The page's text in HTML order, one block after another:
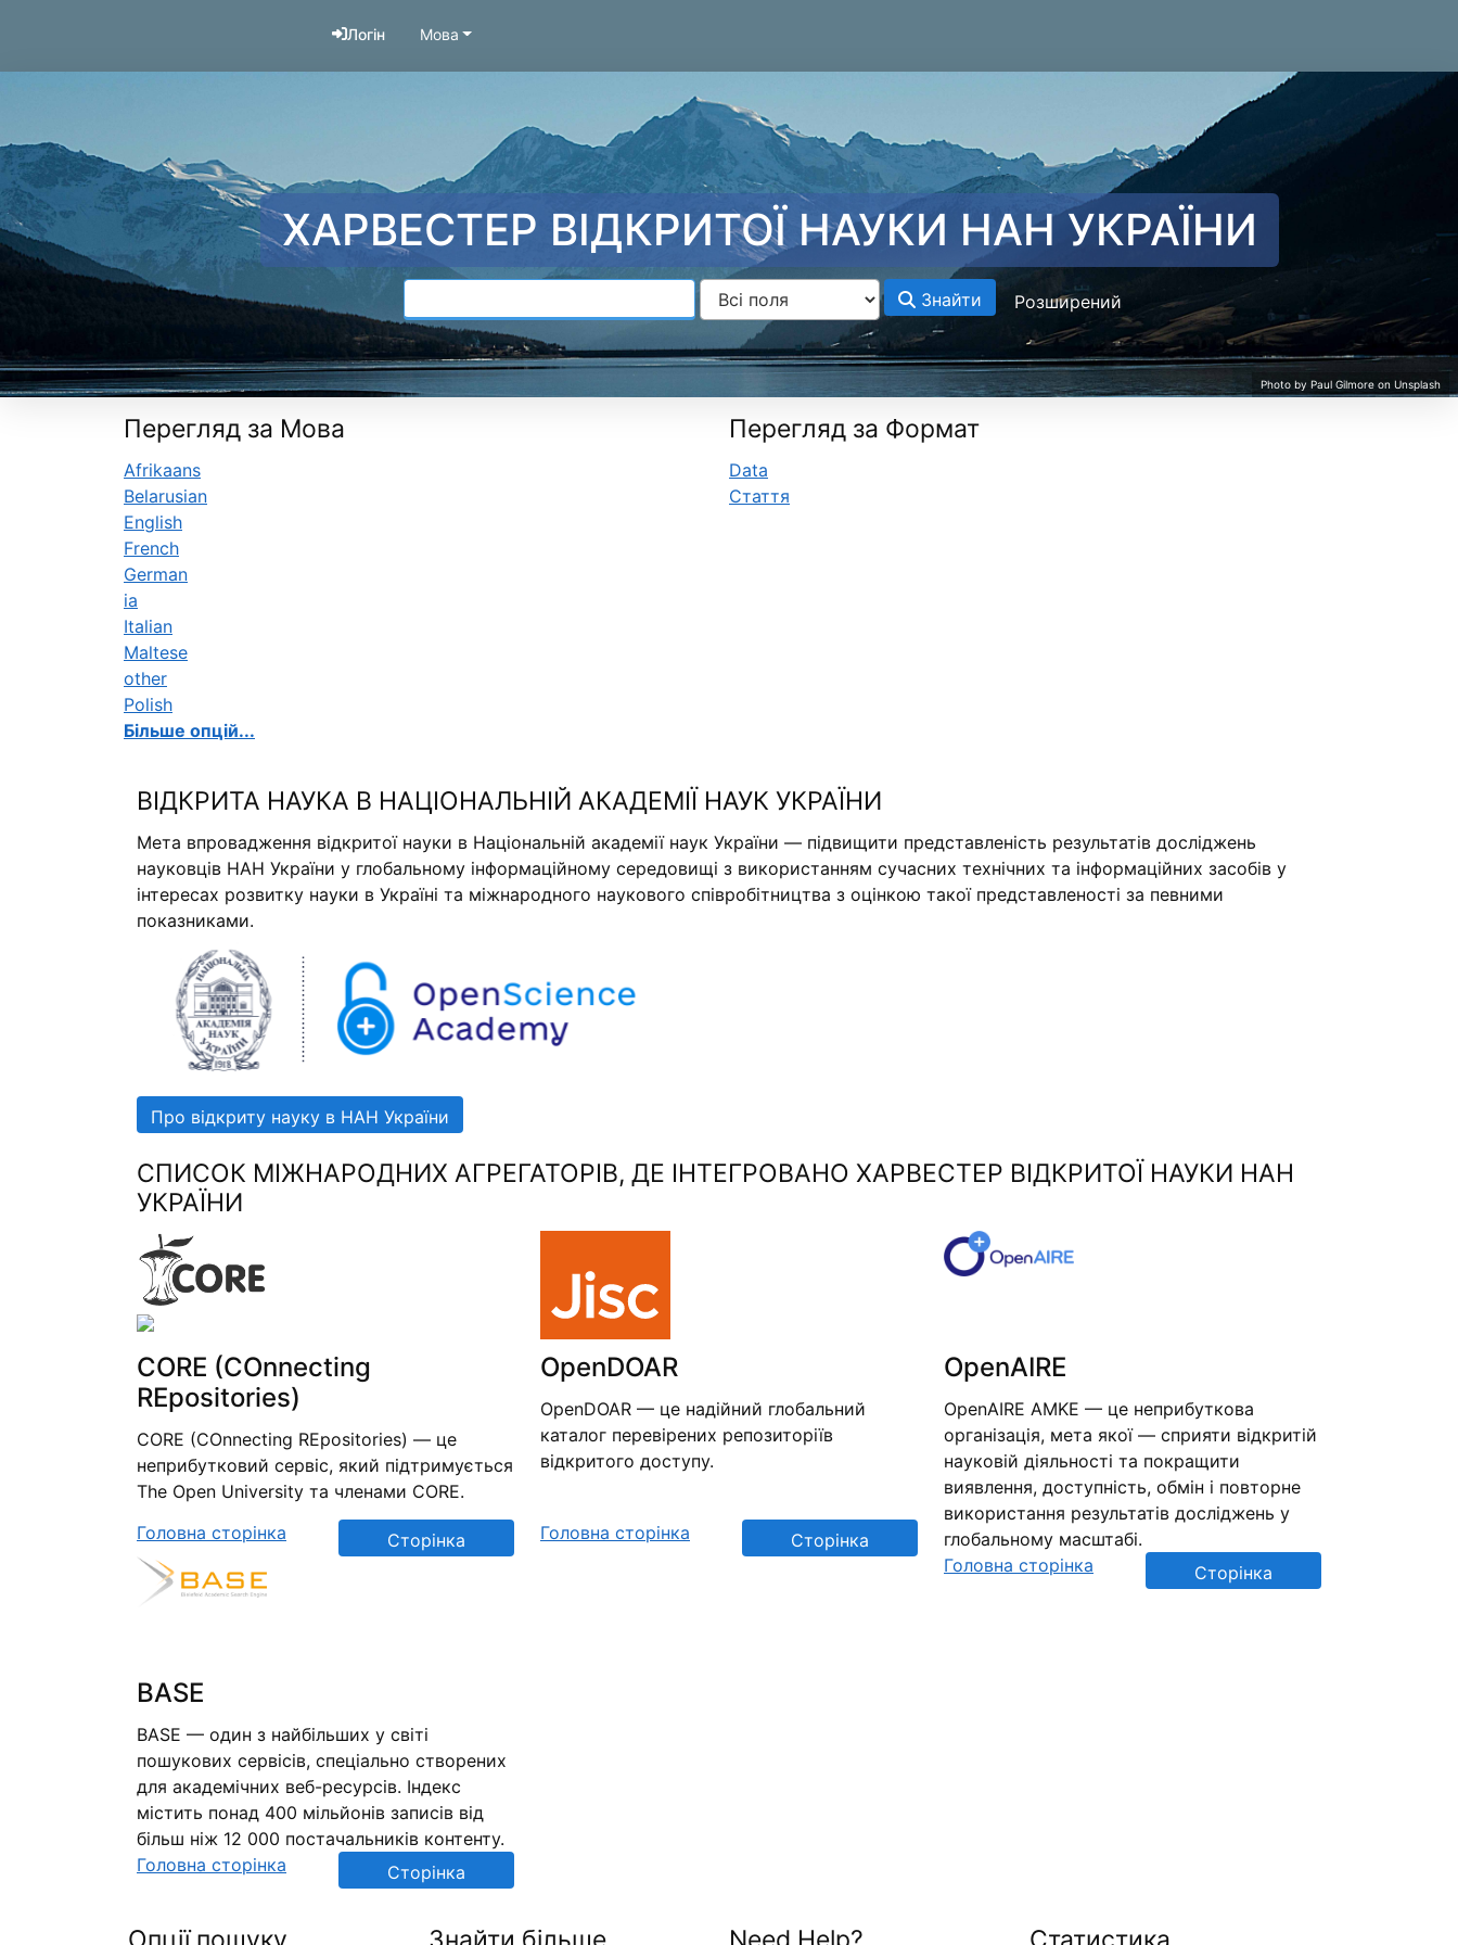
Логін
Мова
ХАРВЕСТЕР ВІДКРИТОЇ НАУКИ НАН УКРАЇНИ
Знайти Розширений
Перегляд за Мова
Afrikaans
Belarusian
English
French
German
ia
Italian
Maltese
other
Polish
Більше опцій...
Перегляд за Формат
Data
Стаття
ВІДКРИТА НАУКА В НАЦІОНАЛЬНІЙ АКАДЕМІЇ НАУК УКРАЇНИ
Мета впровадження відкритої науки в Національній академії наук України — підвищити представленість результатів досліджень
науковців НАН України у глобальному інформаційному середовищі з використанням сучасних технічних та інформаційних засобів у
інтересах розвитку науки в Україні та міжнародного наукового співробітництва з оцінкою такої представленості за певними
показниками.
Про відкриту науку в НАН України
СПИСОК МІЖНАРОДНИХ АГРЕГАТОРІВ, ДЕ ІНТЕГРОВАНО ХАРВЕСТЕР ВІДКРИТОЇ НАУКИ НАН
УКРАЇНИ
CORE (COnnecting
REpositories)
CORE (COnnecting REpositories) — це
неприбутковий сервіс, який підтримується
The Open University та членами CORE.
Головна сторінка
Сторінка
OpenDOAR
OpenDOAR — це надійний глобальний
каталог перевірених репозиторіїв
відкритого доступу.
Головна сторінка
Сторінка
OpenAIRE
OpenAIRE AMKE — це неприбуткова
організація, мета якої — сприяти відкритій
науковій діяльності та покращити
виявлення, доступність, обмін і повторне
використання результатів досліджень у
глобальному масштабі.
Головна сторінка
Сторінка
BASE
BASE — один з найбільших у світі
пошукових сервісів, спеціально створених
для академічних веб-ресурсів. Індекс
містить понад 400 мільйонів записів від
більш ніж 12 000 постачальників контенту.
Головна сторінка
Сторінка